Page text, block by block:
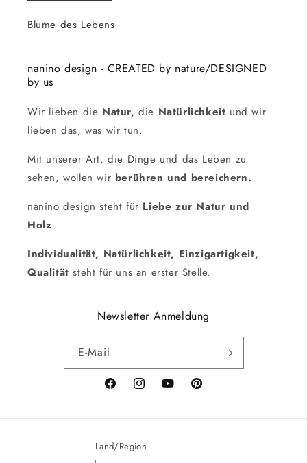
Blume des Lebens
nanino design - CREATED by nature/DESIGNED
by us
Wir lieben die Natur, die Natürlichkeit und wir
lieben das, was wir tun.
Mit unserer Art, die Dinge und das Leben zu
sehen, wollen wir berühren und bereichern.
nanino design steht für Liebe zur Natur und
Holz.
Individualität, Natürlichkeit, Einzigartigkeit,
Qualität steht für uns an erster Stelle.
Newsletter Anmeldung
E-Mail
FacebookInstagramYouTubePinterest
Land/Region